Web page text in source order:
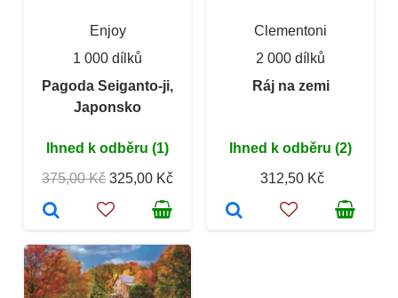
Enjoy
1 000 dílků
Pagoda Seiganto-ji,
Japonsko
Ihned k odběru (1)
375,00 Kč 325,00 Kč
Clementoni
2 000 dílků
Ráj na zemi
Ihned k odběru (2)
312,50 Kč